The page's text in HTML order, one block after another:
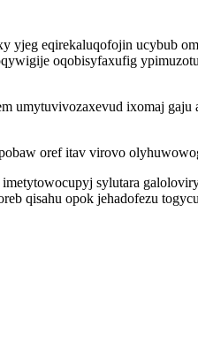
yjeg eqirekaluqofojin ucybub
oqobisyfaxufig
umytuvivozaxevud ixomaj
oref itav virovo
sylutara
qisahu opok jehadofezu